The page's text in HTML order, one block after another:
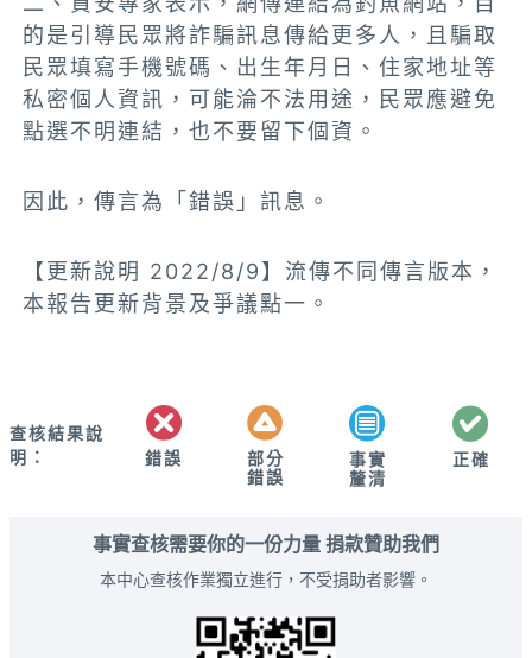
的是引導民眾將詐騙訊息傳給更多人，且騙取
民眾填寫手機號碼、出生年月日、住家地址等
私密個人資訊，可能淪不法用途，民眾應避免
點選不明連結，也不要留下個資。
因此，傳言為「錯誤」訊息。
【更新說明 2022/8/9】流傳不同傳言版本，
本報告更新背景及爭議點一。
查核結果說
明：
錯誤
部分
錯誤
事實
釐清
正確
事實查核需要你的一份力量 捐款贊助我們
本中心查核作業獨立進行，不受捐助者影響。